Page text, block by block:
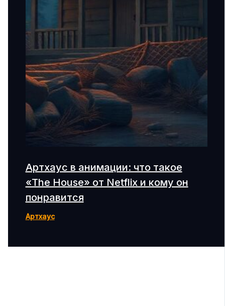
Артхаус в анимации: что такое
«The House» от Netflix и кому он
понравится
Артхаус